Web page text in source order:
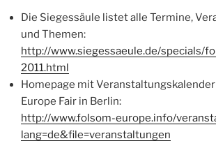
Die Siegessäule listet alle Termine,
und Themen:
http://www.siegessaeule.de/specials/
2011.html
Homepage mit
Europe Fair in Berlin:
http://www.folsom-europe.info/
lang=de&file=veranstaltungen